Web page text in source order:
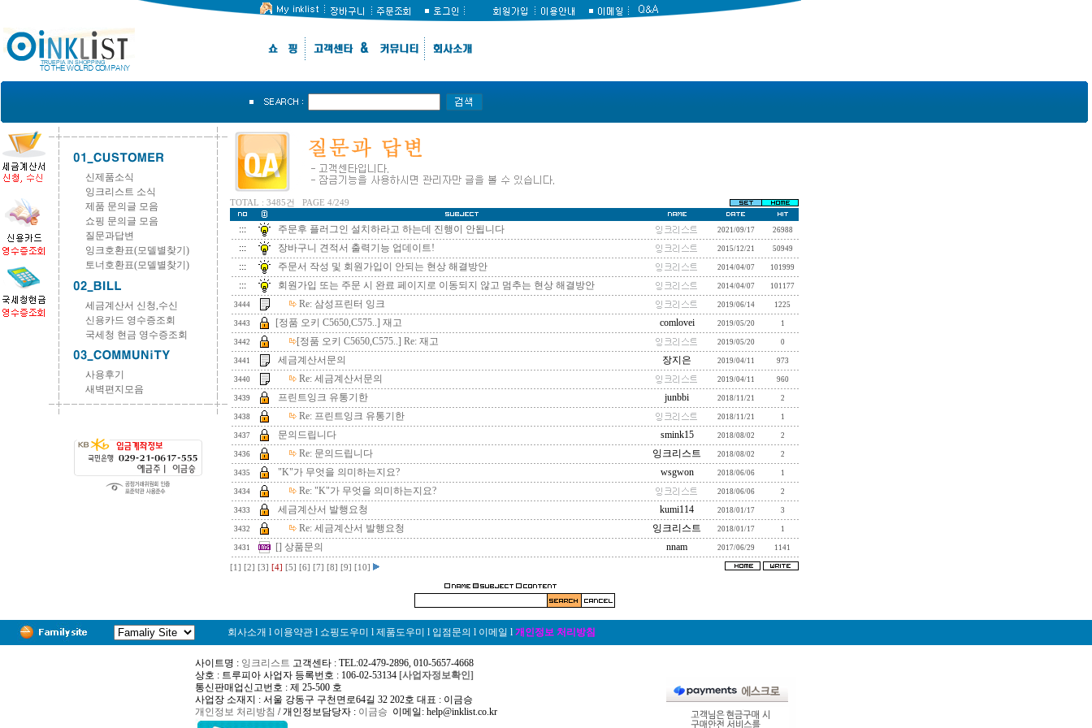
신제품소식
잉크리스트 소식
제품 문의글 모음
쇼핑 문의글 모음
질문과답변
잉크호환표(모델별찾기)
토너호환표(모델별찾기)
세금계산서 신청,수신
신용카드 영수증조회
국세청 현금 영수증조회
사용후기
새벽편지모음
TOTAL : 3485건 PAGE 4/249
::: 주문후 플러그인 설치하라고 하는데 진행이 안됩니다 2021/09/17 26988
::: 장바구니 견적서 출력기능 업데이트! 2015/12/21 50949
::: 주문서 작성 및 회원가입이 안되는 현상 해결방안 2014/04/07 101999
::: 회원가입 또는 주문 시 완료 페이지로 이동되지 않고 멈추는 현상 해결방안 2014/04/07 101177
3444 Re: 삼성프린터 잉크 2019/06/14 1225
3443 [정품 오키 C5650,C575..] 재고 comlovei 2019/05/20 1
3442 [정품 오키 C5650,C575..] Re: 재고 2019/05/20 0
3441 세금계산서문의 장지은 2019/04/11 973
3440 Re: 세금계산서문의 2019/04/11 960
3439 프린트잉크 유통기한 junbbi 2018/11/21 2
3438 Re: 프린트잉크 유통기한 2018/11/21 1
3437 문의드립니다 smink15 2018/08/02 2
3436 Re: 문의드립니다 잉크리스트 2018/08/02 2
3435 "K"가 무엇을 의미하는지요? wsgwon 2018/06/06 1
3434 Re: "K"가 무엇을 의미하는지요? 2018/06/06 2
3433 세금계산서 발행요청 kumi114 2018/01/17 3
3432 Re: 세금계산서 발행요청 잉크리스트 2018/01/17 1
3431 [] 상품문의 nnam 2017/06/29 1141
[1] [2] [3] [4] [5] [6] [7] [8] [9] [10]
회사소개 l 이용약관 l 쇼핑도우미 l 제품도우미 l 입점문의 l 이메일 l 개인정보 처리방침
사이트명 : 잉크리스트 고객센타 : TEL:02-479-2896, 010-5657-4668
상호 : 트루피아 사업자 등록번호 : 106-02-53134 [사업자정보확인]
통신판매업신고번호 : 제 25-500 호
사업장 소재지 : 서울 강동구 구천면로64길 32 202호 대표 : 이금승
개인정보 처리방침 / 개인정보담당자 : 이금승 이메일: help@inklist.co.kr